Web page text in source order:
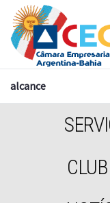
alcance